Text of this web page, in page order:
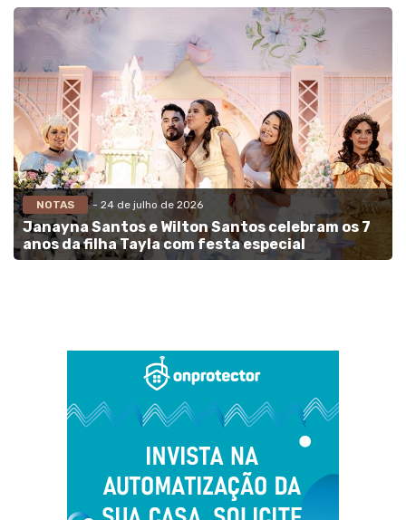
NOTAS - 24 de julho de 2026
Janayna Santos e Wilton Santos celebram os 7
anos da filha Tayla com festa especial